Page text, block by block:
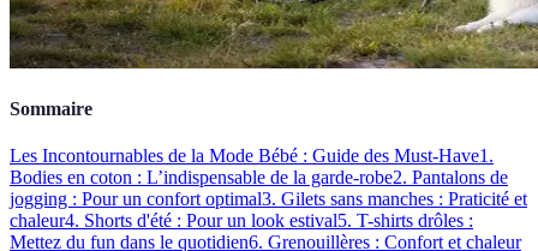
Sommaire
Les Incontournables de la Mode Bébé : Guide des Must-Have1.
Bodies en coton : L’indispensable de la garde-robe2. Pantalons de
jogging : Pour un confort optimal3. Gilets sans manches : Praticité et
chaleur4. Shorts d'été : Pour un look estival5. T-shirts drôles :
Mettez du fun dans le quotidien6. Grenouillères : Confort et chaleur